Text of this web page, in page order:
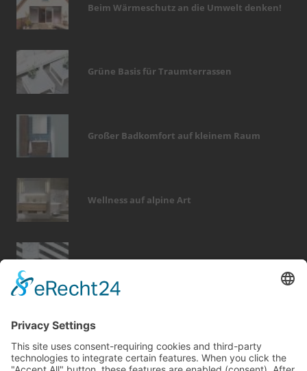
Beim Wärmeschutz an die Umwelt denken!
Grüne Basis für Traumterrassen
Großer Badkomfort auf kleinem Raum
Wellness auf alpine Art
Bericht Tags